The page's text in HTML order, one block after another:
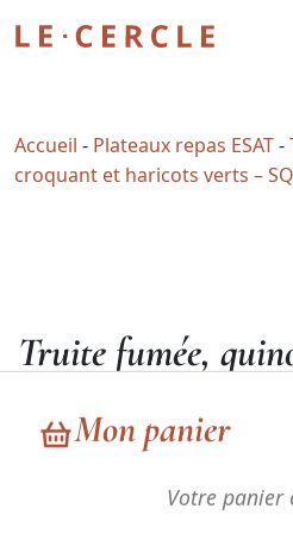
Mon panier
Votre panier
Accueil - Plateaux repas ESAT-
croquant et haricots verts –
Truite fumée,
ESAT